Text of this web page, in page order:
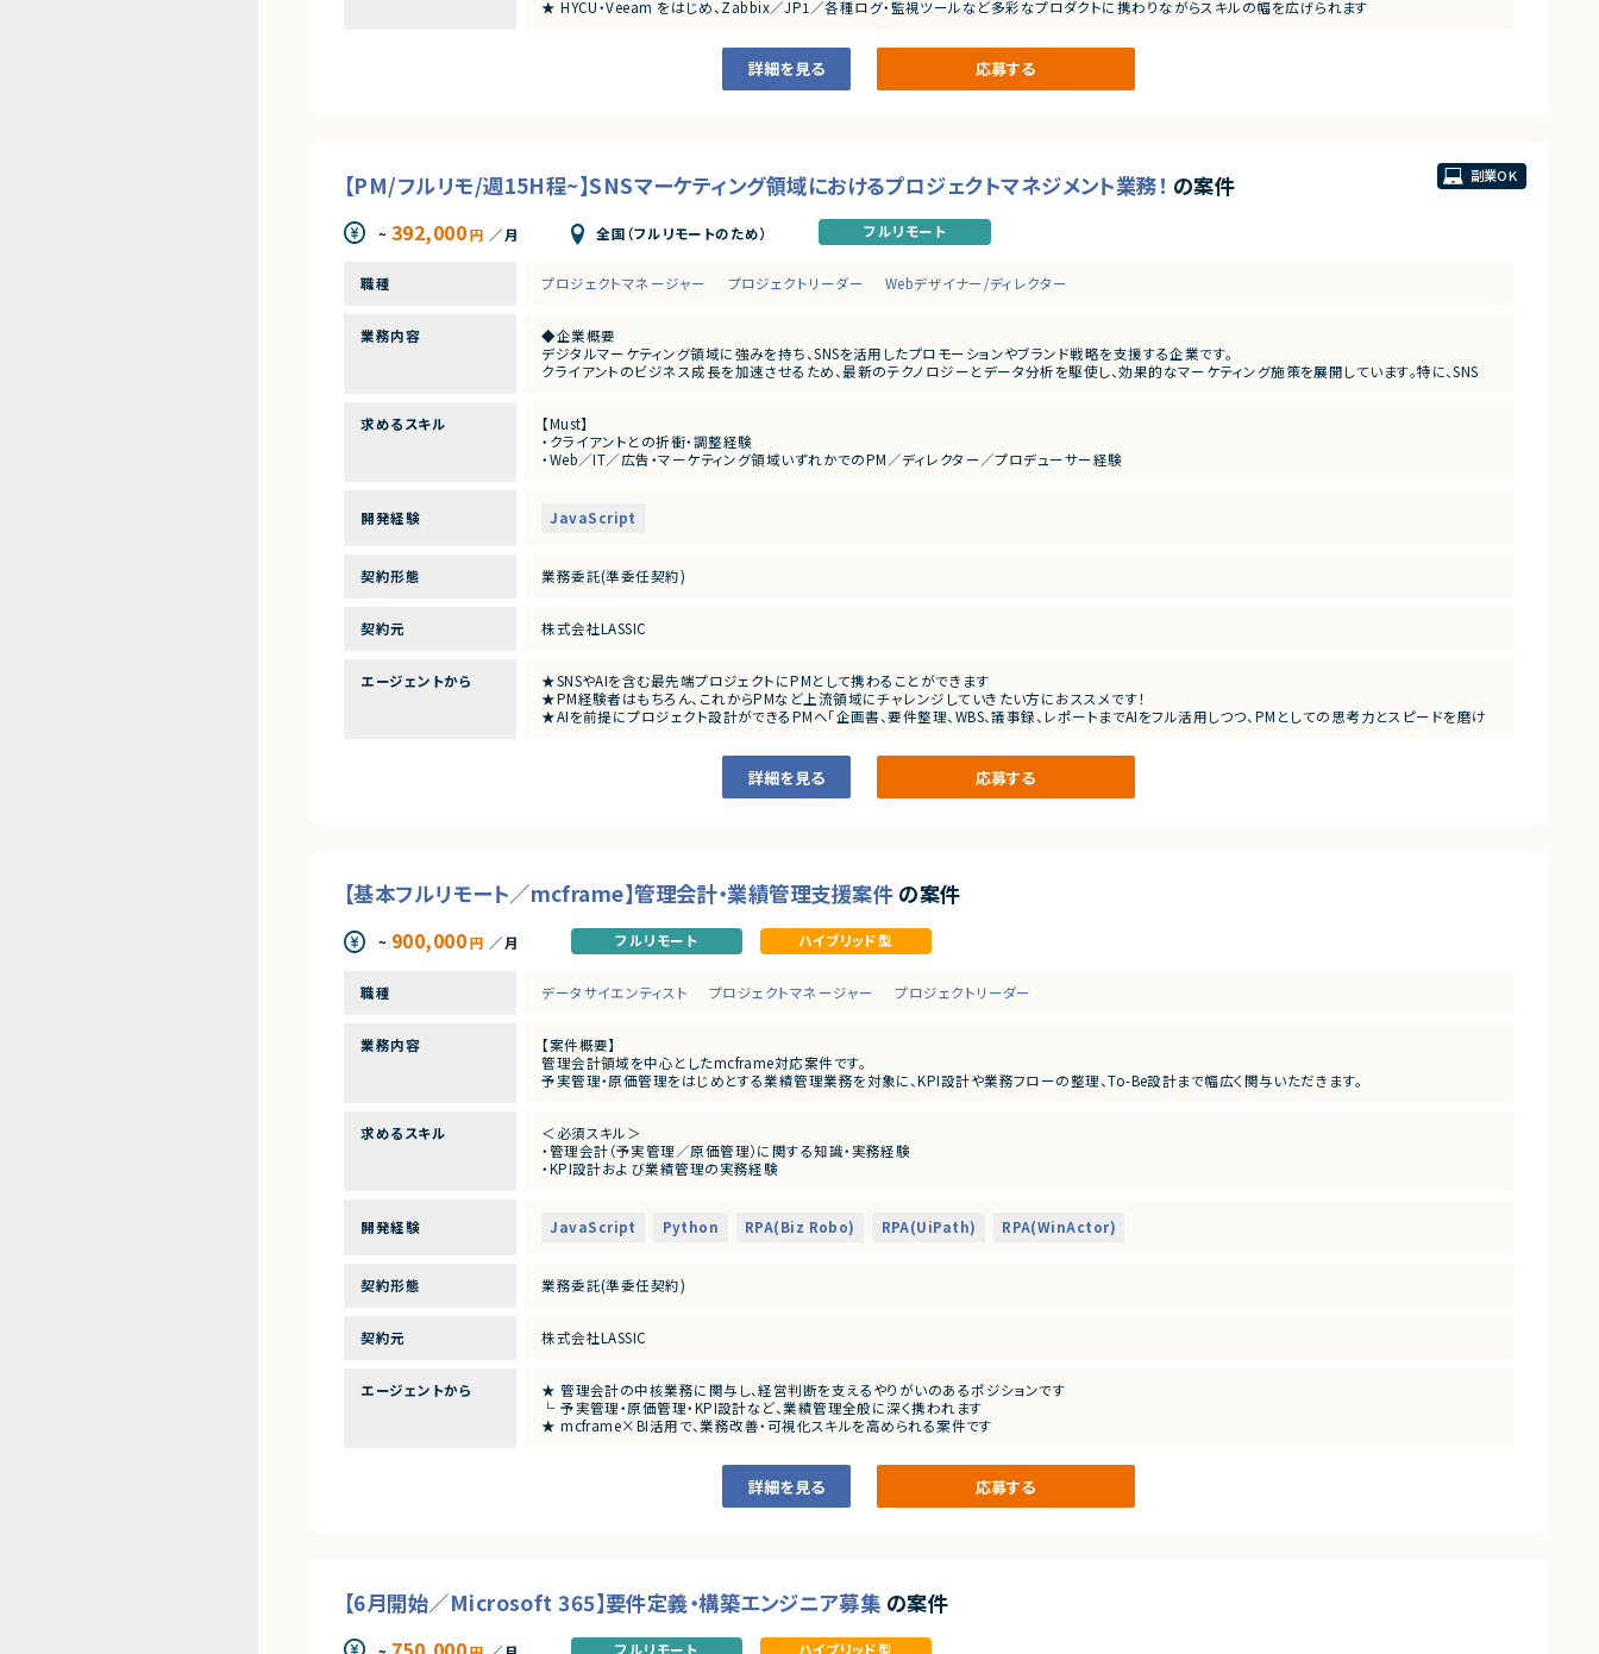
★ HYCU・Veeam をはじめ、Zabbix／JP1／各種ログ・監視ツールなど多彩なプロダクトに携わりながらスキルの幅を広げられます
詳細を見る 応募する
【PM/フルリモ/週15H程~】SNSマーケティング領域におけるプロジェクトマネジメント業務！ の案件
~ 392,000円 ／月 全国（フルリモートのため） フルリモート
副業OK
職種 プロジェクトマネージャー プロジェクトリーダー Webデザイナー/ディレクター
業務内容
◆企業概要
デジタルマーケティング領域に強みを持ち、SNSを活用したプロモーションやブランド戦略を支援する企業です。
クライアントのビジネス成長を加速させるため、最新のテクノロジーとデータ分析を駆使し、効果的なマーケティング施策を展開しています。特に、SNS
◆事業内容
①SNS・インフルエンサーマーケティング
④AIやWEB３を含むマーケティング＆開発
上記複数の事業を自社プロダクトとして展開しながら、大手企業のマーケティングにまつわる施策を数多く支援しています。現在、クライアントのSNS運
用代行案件の拡大に伴い、 プロジェクトを統括・推進いただける 「マーケティングPM（プロジェクトマネージャー）」を募集しております。単なるＳＮＳの
【具体的な業務内容】
・自社プロダクト（インフルエンサー施策、コミュニティSaaS、AIサービスなど）を組み合わせた企画設計
・AIツールを用いたタスク分解、スケジュール設計
・SNS投稿案やレポートのドラフトをAIで生成し、最終クオリティのチェック・改善
・プロジェクトで得られたデータ・インサイトをもとにした改善提案とナレッジ共有
求めるスキル
【Must】
・クライアントとの折衝・調整経験
・Web／IT／広告・マーケティング領域いずれかでのPM／ディレクター／プロデューサー経験
・SNS／インフルエンサーマーケティング、コミュニティ運営の実務経験
・toB SaaSやデジタルプロダクトの導入支援、CS、PMO経験
・数値レポートをもとにした改善提案経験、AIワークフロー構築経験
・業務フローの見直し・標準化・ドキュメント化の経験
開発経験 JavaScript
契約形態 業務委託(準委任契約)
契約元 株式会社LASSIC
エージェントから
★SNSやAIを含む最先端プロジェクトにPMとして携わることができます
★PM経験者はもちろん、これからPMなど上流領域にチャレンジしていきたい方におススメです！
★AIを前提にプロジェクト設計ができるPMへ「企画書、要件整理、WBS、議事録、レポートまでAIをフル活用しつつ、PMとしての思考力とスピードを磨け
★職種や雇用形態を超えた協働体制！多様な経験を積むことができます
★フルリモート/フレックスで参加いただける案件です
詳細を見る 応募する
【基本フルリモート／mcframe】管理会計・業績管理支援案件 の案件
~ 900,000円 ／月 フルリモート ハイブリッド型
職種 データサイエンティスト プロジェクトマネージャー プロジェクトリーダー
業務内容
【案件概要】
管理会計領域を中心としたmcframe対応案件です。
予実管理・原価管理をはじめとする業績管理業務を対象に、KPI設計や業務フローの整理、To-Be設計まで幅広く関与いただきます。
【業務内容】
・mcframeを用いた管理会計業務の対応・運用支援
・予実管理／原価管理に関するデータ整理・分析
・Excel・BIツールを活用したデータ分析、可視化
・関係部門との調整および改善提案
求めるスキル
＜必須スキル＞
・管理会計（予実管理／原価管理）に関する知識・実務経験
・KPI設計および業績管理の実務経験
・mcframe案件への参画経験、または対応可能な方
・ERP／会計システムの導入または運用経験
・データ基盤（DWH／ETL）の構築・運用経験
・経営企画、事業管理領域での実務経験
開発経験 JavaScript Python RPA(Biz Robo) RPA(UiPath) RPA(WinActor)
契約形態 業務委託(準委任契約)
契約元 株式会社LASSIC
エージェントから
★ 管理会計の中核業務に関与し、経営判断を支えるやりがいのあるポジションです
└ 予実管理・原価管理・KPI設計など、業績管理全般に深く携われます
★ mcframe×BI活用で、業務改善・可視化スキルを高められる案件です
詳細を見る 応募する
【6月開始／Microsoft 365】要件定義・構築エンジニア募集 の案件
フルリモート ハイブリッド型